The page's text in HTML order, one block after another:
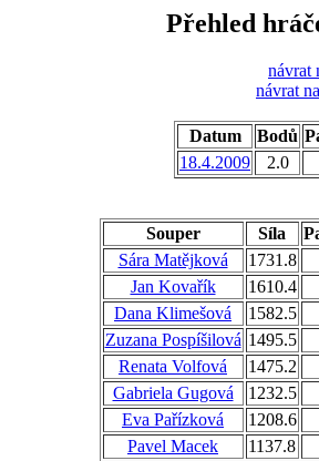
Přehled
návrat
návrat
Datum Bodů
18.4.2009
2.0
Souper Síla
Sára Matějková
1731.8
Jan Kovařík
1610.4
Dana Klimešová
1582.5
Zuzana Pospíšilová 1495.5
Renata Volfová
1475.2
Gabriela Gugová
1232.5
Eva Pařízková
1208.6
Pavel Macek
1137.8